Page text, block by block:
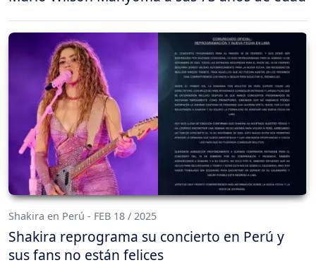
Shakira en Perú - FEB 18 / 2025
Shakira reprograma su concierto en Perú y
sus fans no están felices